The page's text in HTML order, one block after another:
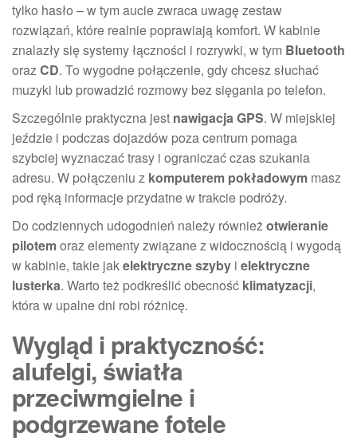
tylko hasło – w tym aucie zwraca uwagę zestaw
rozwiązań, które realnie poprawiają komfort. W kabinie
znalazły się systemy łączności i rozrywki, w tym Bluetooth
orazCD. To wygodne połączenie, gdy chcesz słuchać
muzyki lub prowadzić rozmowy bez sięgania po telefon.
Szczególnie praktyczna jest nawigacja GPS. W miejskiej
jeździe i podczas dojazdów poza centrum pomaga
szybciej wyznaczać trasy i ograniczać czas szukania
adresu. W połączeniu z komputerem pokładowym masz
pod ręką informacje przydatne w trakcie podróży.
Do codziennych udogodnień należy równieżotwieranie
pilotemoraz elementy związane z widocznością i wygodą
w kabinie, takie jakelektryczne szyby i elektryczne
lusterka. Warto też podkreślić obecność klimatyzacji,
która w upalne dni robi różnicę.
Wygląd i praktyczność:
alufelgi, światła
przeciwmgielne i
podgrzewane fotele